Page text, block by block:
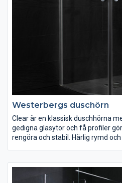
Westerbergs duschörn
Clear är en klassisk duschhörna
gedigna glasytor och få profiler
rengöra och stabil. Härlig rymd